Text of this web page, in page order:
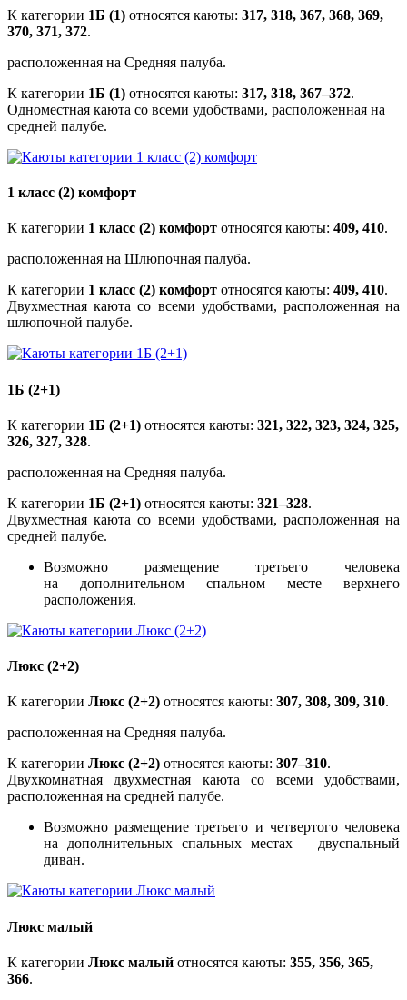
К категории 1Б (1) относятся каюты: 317, 318, 367, 368, 369,
370, 371, 372.
расположенная на Средняя палуба.
К категории 1Б (1) относятся каюты: 317, 318, 367–372.
Одноместная каюта со всеми удобствами, расположенная на
средней палубе.
1 класс (2) комфорт
К категории 1 класс (2) комфорт относятся каюты: 409, 410.
расположенная на Шлюпочная палуба.
К категории 1 класс (2) комфорт относятся каюты: 409, 410.
Двухместная каюта со всеми удобствами, расположенная на
шлюпочной палубе.
1Б (2+1)
К категории 1Б (2+1) относятся каюты: 321, 322, 323, 324, 325,
326, 327, 328.
расположенная на Средняя палуба.
К категории 1Б (2+1) относятся каюты: 321–328.
Двухместная каюта со всеми удобствами, расположенная на
средней палубе.
Возможно размещение третьего человека
на дополнительном спальном месте верхнего
расположения.
Люкс (2+2)
К категории Люкс (2+2) относятся каюты: 307, 308, 309, 310.
расположенная на Средняя палуба.
К категории Люкс (2+2) относятся каюты: 307–310.
Двухкомнатная двухместная каюта со всеми удобствами,
расположенная на средней палубе.
Возможно размещение третьего и четвертого человека
на дополнительных спальных местах – двуспальный
диван.
Люкс малый
К категории Люкс малый относятся каюты: 355, 356, 365,
366.